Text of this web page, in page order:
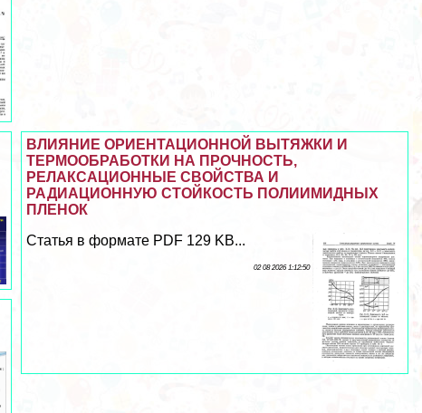
ВЛИЯНИЕ ОРИЕНТАЦИОННОЙ ВЫТЯЖКИ И
ТЕРМООБРАБОТКИ НА ПРОЧНОСТЬ,
РЕЛАКСАЦИОННЫЕ СВОЙСТВА И
РАДИАЦИОННУЮ СТОЙКОСТЬ ПОЛИИМИДНЫХ
ПЛЕНОК
Статья в формате PDF 129 KB...
02 08 2026 1:12:50